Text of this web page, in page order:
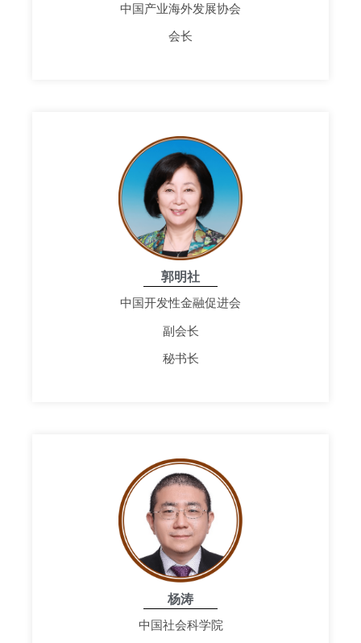
中国产业海外发展协会
会长
郭明社
中国开发性金融促进会
副会长
秘书长
杨涛
中国社会科学院